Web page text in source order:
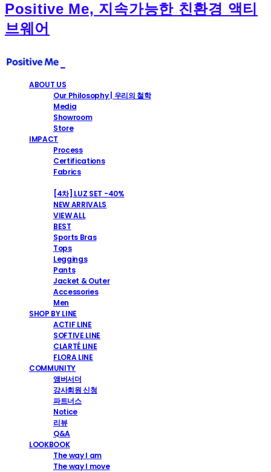
Positive Me, 지속가능한 친환경 액티
브웨어
ABOUT US
Our Philosophy | 우리의 철학
Media
Showroom
Store
IMPACT
Process
Certifications
Fabrics
[4차] LUZ SET -40%
NEW ARRIVALS
VIEW ALL
BEST
Sports Bras
Tops
Leggings
Pants
Jacket & Outer
Accessories
Men
SHOP BY LINE
ACTIF LINE
SOFTIVE LINE
CLARTÉ LINE
FLORA LINE
COMMUNITY
앰버서더
강사회원 신청
파트너스
Notice
리뷰
Q&A
LOOKBOOK
The way I am
The way I move